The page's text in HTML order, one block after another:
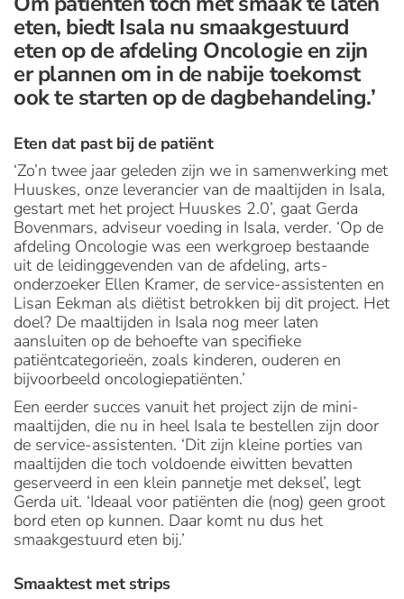
eten, biedt Isala nu smaakgestuurd
eten op de afdeling Oncologie en zijn
er plannen om in de nabije toekomst
ook te starten op de dagbehandeling.’
Eten dat past bij de patiënt
‘Zo’n twee jaar geleden zijn we in samenwerking met
Huuskes, onze leverancier van de maaltijden in Isala,
gestart met het project Huuskes 2.0’, gaat Gerda
Bovenmars, adviseur voeding in Isala, verder. ‘Op de
afdeling Oncologie was een werkgroep bestaande
uit de leidinggevenden van de afdeling, arts-
onderzoeker Ellen Kramer, de service-assistenten en
Lisan Eekman als diëtist betrokken bij dit project. Het
doel? De maaltijden in Isala nog meer laten
aansluiten op de behoefte van specifieke
patiëntcategorieën, zoals kinderen, ouderen en
bijvoorbeeld oncologiepatiënten.’
Een eerder succes vanuit het project zijn de mini-
maaltijden, die nu in heel Isala te bestellen zijn door
de service-assistenten. ‘Dit zijn kleine porties van
maaltijden die toch voldoende eiwitten bevatten
geserveerd in een klein pannetje met deksel’, legt
Gerda uit. ‘Ideaal voor patiënten die (nog) geen groot
bord eten op kunnen. Daar komt nu dus het
smaakgestuurd eten bij.’
Smaaktest met strips